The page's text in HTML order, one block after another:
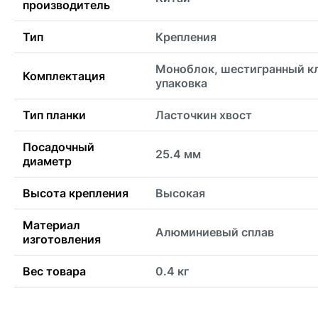
производитель
Тип Крепления
Комплектация
Моноблок, шестигранный
упаковка
Тип планки Ласточкин хвост
Посадочный
диаметр
25.4 мм
Высота крепления Высокая
Материал
изготовления
Алюминиевый сплав
Вес товара 0.4 кг